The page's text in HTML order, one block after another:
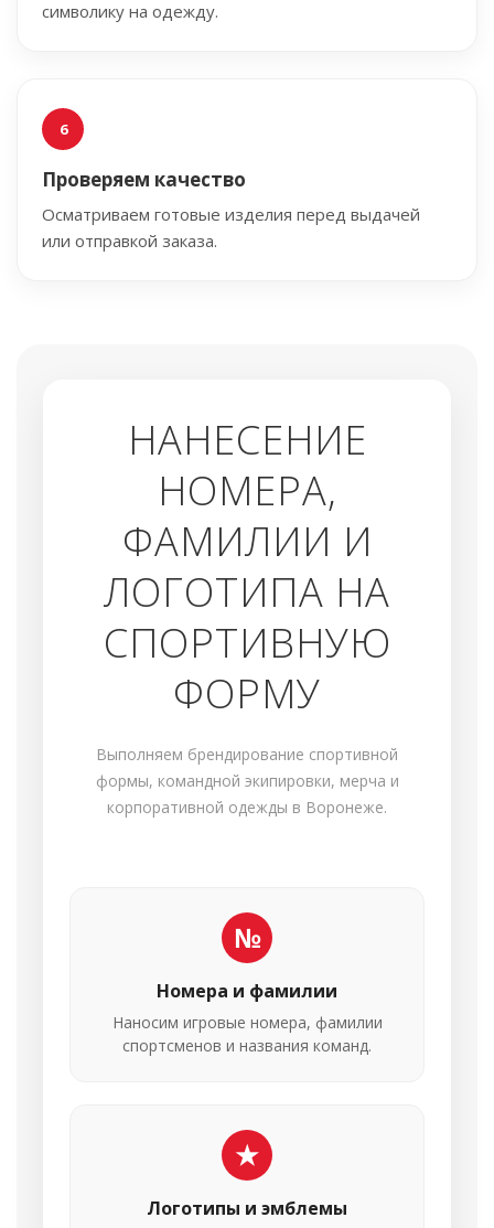
символику на одежду.
Проверяем качество
Осматриваем готовые изделия перед выдачей
или отправкой заказа.
НАНЕСЕНИЕ
НОМЕРА,
ФАМИЛИИ И
ЛОГОТИПА НА
СПОРТИВНУЮ
ФОРМУ
Выполняем брендирование спортивной
формы, командной экипировки, мерча и
корпоративной одежды в Воронеже.
№
Номера и фамилии
Наносим игровые номера, фамилии
спортсменов и названия команд.
★
Логотипы и эмблемы